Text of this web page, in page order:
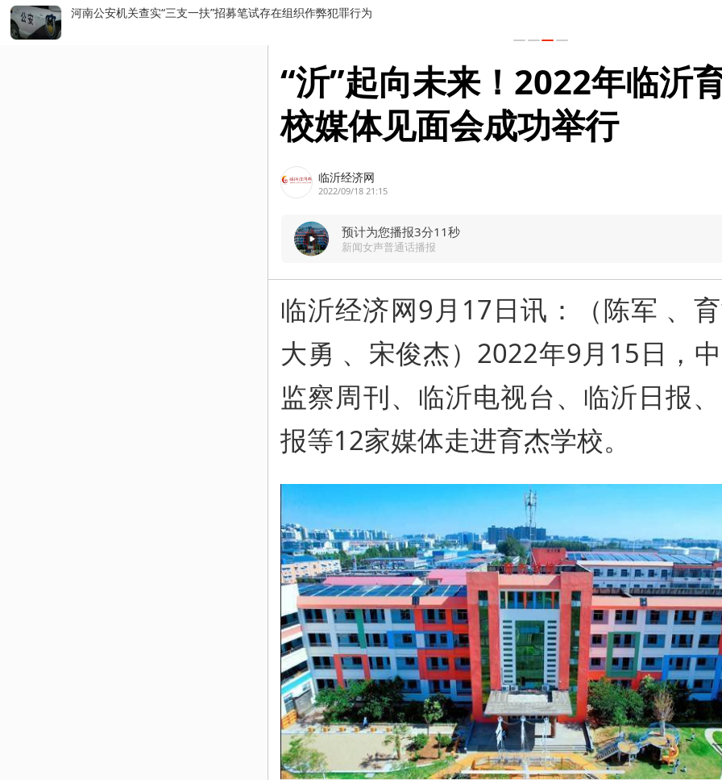
打开
前7个月我国货物贸易进出口超30万亿元
“沂”起向未来！2022年临沂
校媒体见面会成功举行
临沂经济网
2022/09/18 21:15
预计为您播报3分11秒
新闻女声普通话播报
临沂经济网9月17日讯：（陈军 、
大勇 、宋俊杰）2022年9月15日，
监察周刊、临沂电视台、临沂日报
报等12家媒体走进育杰学校。